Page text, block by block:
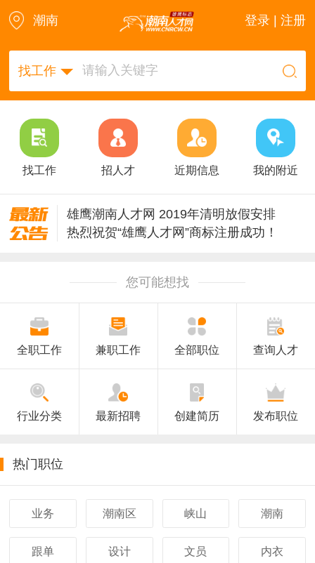
潮南 登录 | 注册
找工作
找工作 招人才 近期信息 我的附近
雄鹰潮南人才网 2019年清明放假安排
热烈祝贺“雄鹰人才网”商标注册成功！
关于2017年潮南人才网www.cnrcw.cn改版通知!
2021潮南人才网国庆放假通知
雄鹰-潮南招聘网2019中秋节假期工作安排
雄鹰潮南招聘网2019年端午放假通知
您可能想找
全职工作 兼职工作 全部职位 查询人才
行业分类 最新招聘 创建简历 发布职位
热门职位
业务 潮南区 峡山 潮南
跟单 设计 文员 内衣